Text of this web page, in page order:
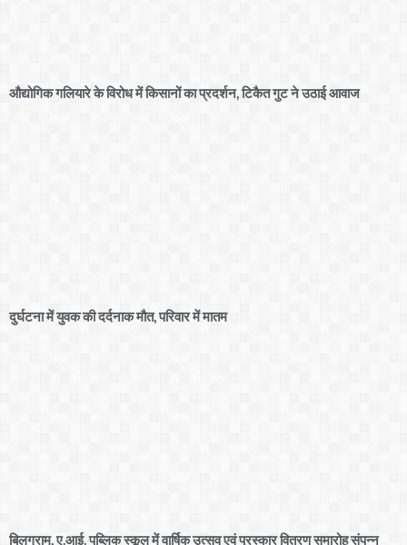
औद्योगिक गलियारे के विरोध में किसानों का प्रदर्शन, टिकैत गुट ने उठाई आवाज
दुर्घटना में युवक की दर्दनाक मौत, परिवार में मातम
बिलग्राम, ए.आई. पब्लिक स्कूल में वार्षिक उत्सव एवं पुरस्कार वितरण समारोह संपन्न